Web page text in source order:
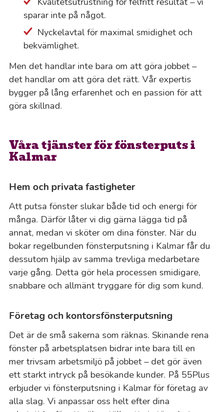
sparar inte på något.
Nyckelavtal för maximal smidighet och
bekvämlighet.
Men det handlar inte bara om att göra jobbet –
det handlar om att göra det rätt. Vår expertis
bygger på lång erfarenhet och en passion för att
göra skillnad.
Våra tjänster för fönsterputs i
Kalmar
Hem och privata fastigheter
Att putsa fönster slukar både tid och energi för
många. Därför låter vi dig gärna lägga tid på
annat, medan vi sköter om dina fönster. När du
bokar regelbunden fönsterputsning i Kalmar får du
dessutom hjälp av samma trevliga medarbetare
varje gång. Detta gör hela processen smidigare,
snabbare och allmänt tryggare för dig som kund.
Företag och kontorsfönsterputsning
Det är de små sakerna som räknas. Skinande rena
fönster på arbetsplatsen bidrar inte bara till en
mer trivsam arbetsmiljö på jobbet – det gör även
ett starkt intryck på besökande kunder. På 55Plus
erbjuder vi fönsterputsning i Kalmar för företag av
alla slag. Vi anpassar oss helt efter dina